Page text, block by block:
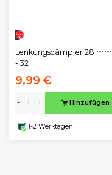
Lenkungsdämpfer 28 mm
- 32
9,99 €
- + Hinzufügen
1-2 Werktagen